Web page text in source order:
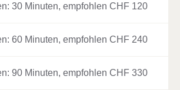
30 Minuten, empfohlen CHF 120
60 Minuten, empfohlen CHF 240
90 Minuten, empfohlen CHF 330